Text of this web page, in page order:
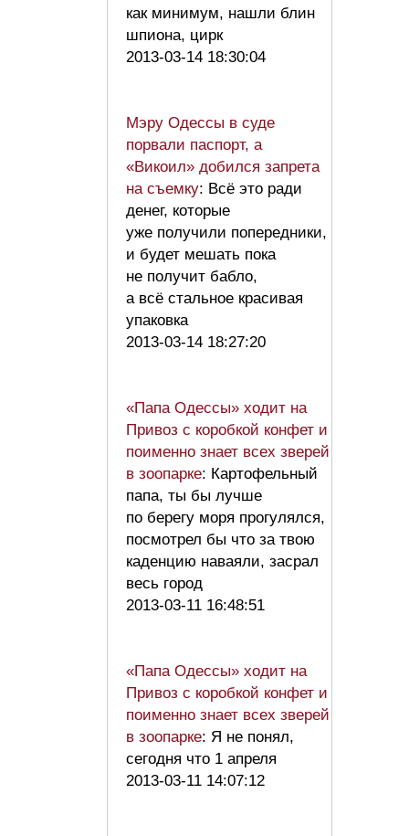
как минимум, нашли блин
шпиона, цирк
2013-03-14 18:30:04
Мэру Одессы в суде
порвали паспорт, а
«Викоил» добился запрета
на съемку: Всё это ради
денег, которые
уже получили попередники,
и будет мешать пока
не получит бабло,
а всё стальное красивая
упаковка
2013-03-14 18:27:20
«Папа Одессы» ходит на
Привоз с коробкой конфет и
поименно знает всех зверей
в зоопарке: Картофельный
папа, ты бы лучше
по берегу моря прогулялся,
посмотрел бы что за твою
каденцию наваяли, засрал
весь город
2013-03-11 16:48:51
«Папа Одессы» ходит на
Привоз с коробкой конфет и
поименно знает всех зверей
в зоопарке: Я не понял,
сегодня что 1 апреля
2013-03-11 14:07:12